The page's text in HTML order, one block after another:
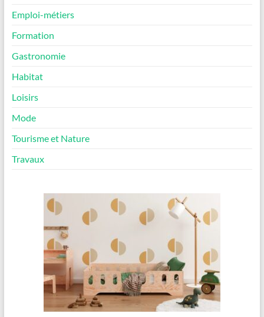
Emploi-métiers
Formation
Gastronomie
Habitat
Loisirs
Mode
Tourisme et Nature
Travaux